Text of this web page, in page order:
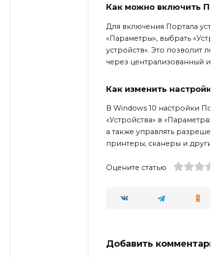
Как можно включить
Для включения Портала
«Параметры», выбрать
устройств». Это позволит
через централизованный
Как изменить
В Windows 10 настройки
«Устройства» в
а также управлять
принтеры, сканеры и
Оцените статью
Добавить